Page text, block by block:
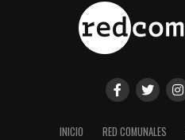
INICIO RED COMUNALES